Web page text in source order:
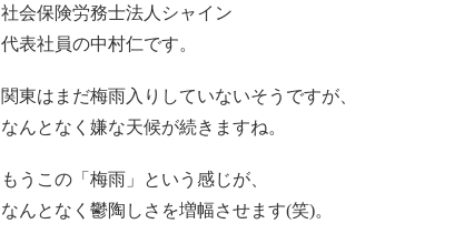
社会保険労務士法人シャイン
代表社員の中村仁です。
関東はまだ梅雨入りしていないそうですが、
なんとなく嫌な天候が続きますね。
もうこの「梅雨」という感じが、
なんとなく鬱陶しさを増幅させます(笑)。